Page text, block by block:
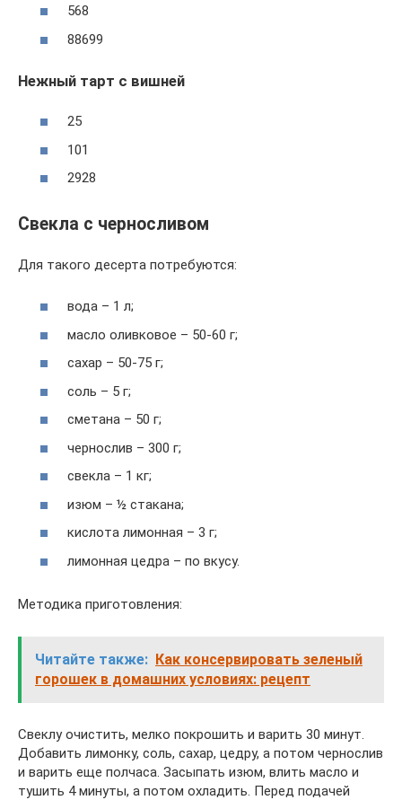
568
88699
Нежный тарт с вишней
25
101
2928
Свекла с черносливом
Для такого десерта потребуются:
вода – 1 л;
масло оливковое – 50-60 г;
сахар – 50-75 г;
соль – 5 г;
сметана – 50 г;
чернослив – 300 г;
свекла – 1 кг;
изюм – ½ стакана;
кислота лимонная – 3 г;
лимонная цедра – по вкусу.
Методика приготовления:
Читайте также: Как консервировать зеленый
горошек в домашних условиях: рецепт
Свеклу очистить, мелко покрошить и варить 30 минут.
Добавить лимонку, соль, сахар, цедру, а потом чернослив
и варить еще полчаса. Засыпать изюм, влить масло и
тушить 4 минуты, а потом охладить. Перед подачей